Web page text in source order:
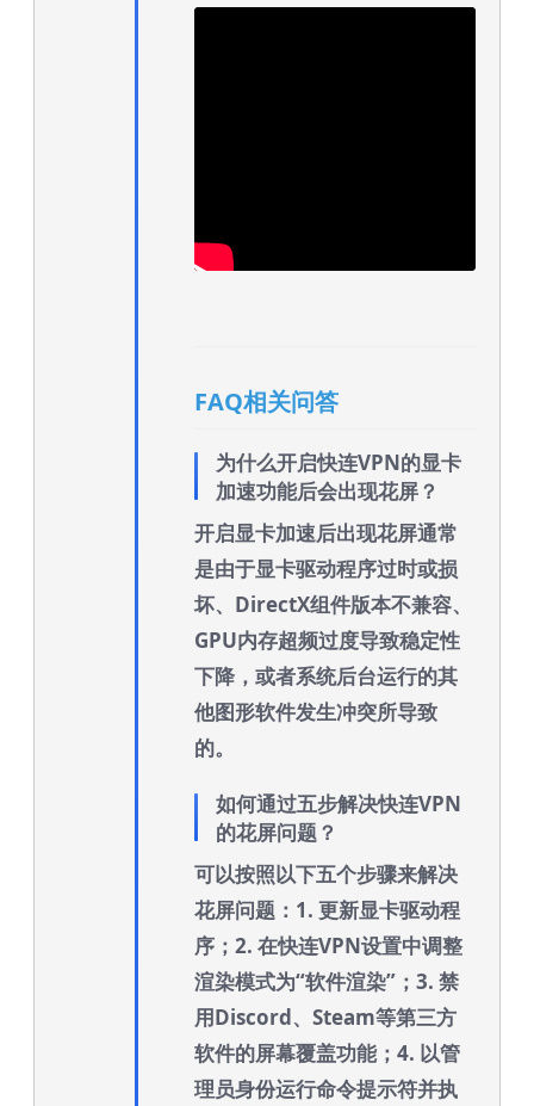
FAQ相关问答
为什么开启快连VPN的显卡
加速功能后会出现花屏？
开启显卡加速后出现花屏通常
是由于显卡驱动程序过时或损
坏、DirectX组件版本不兼容、
GPU内存超频过度导致稳定性
下降，或者系统后台运行的其
他图形软件发生冲突所导致
的。
如何通过五步解决快连VPN
的花屏问题？
可以按照以下五个步骤来解决
花屏问题：1. 更新显卡驱动程
序；2. 在快连VPN设置中调整
渲染模式为“软件渲染”；3. 禁
用Discord、Steam等第三方
软件的屏幕覆盖功能；4. 以管
理员身份运行命令提示符并执